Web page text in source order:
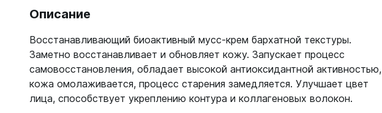
Описание
Восстанавливающий биоактивный мусс-крем бархатной текстуры.
Заметно восстанавливает и обновляет кожу. Запускает процесс
самовосстановления, обладает высокой антиоксидантной активностью,
кожа омолаживается, процесс старения замедляется. Улучшает цвет
лица, способствует укреплению контура и коллагеновых волокон.